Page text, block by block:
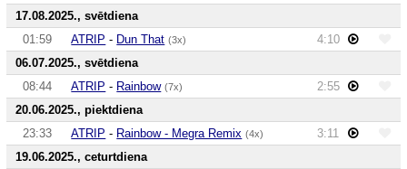
17.08.2025., svētdiena
01:59
ATRIP - Dun That (3x)
4:10
06.07.2025., svētdiena
08:44
ATRIP - Rainbow (7x)
2:55
20.06.2025., piektdiena
23:33
ATRIP - Rainbow - Megra Remix (4x)
3:11
19.06.2025., ceturtdiena